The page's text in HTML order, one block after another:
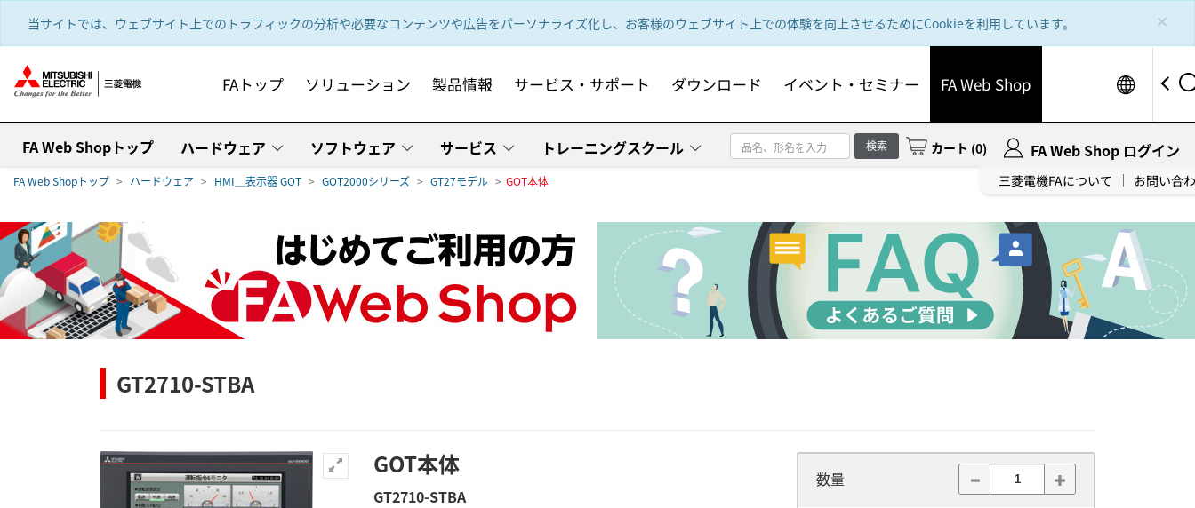
×
当サイトでは、ウェブサイト上でのトラフィックの分析や必要なコンテンツや広告をパーソナライズ化し、お客様のウェブサイト上での体験を向上させるためにCookieを利用しています。
FAトップ ソリューション 製品情報 サービス・サポート ダウンロード イベント・セミナー FA Web Shop
三菱電機FAについて お問い合
FA Web Shopトップ ハードウェア ソフトウェア サービス トレーニングスクール 検索 カート (0) FA Web Shop ログイン
FA Web Shopトップ ハードウェア HMI＿表示器 GOT GOT2000シリーズ GT27モデル GOT本体
GT2710-STBA
GOT本体
GT2710-STBA
数量